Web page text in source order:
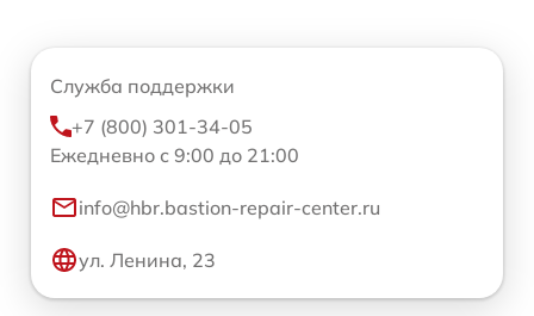
Служба поддержки
+7 (800) 301-34-05
Ежедневно с 9:00 до 21:00
info@hbr.bastion-repair-center.ru
ул. Ленина, 23